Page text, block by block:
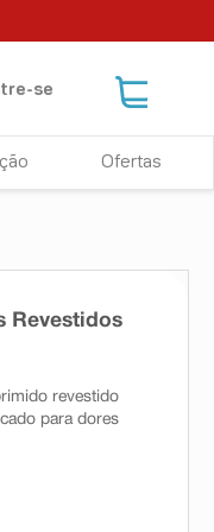
se
Ofertas
Revestidos
revestido
para dores